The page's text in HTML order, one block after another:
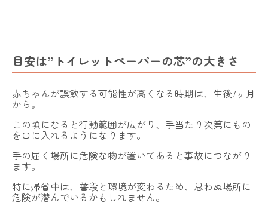
目安は”トイレットペーパーの芯”の大きさ
赤ちゃんが誤飲する可能性が高くなる時期は、生後7ヶ月
から。
この頃になると行動範囲が広がり、手当たり次第にもの
を口に入れるようになります。
手の届く場所に危険な物が置いてあると事故につながり
ます。
特に帰省中は、普段と環境が変わるため、思わぬ場所に
危険が潜んでいるかもしれません。